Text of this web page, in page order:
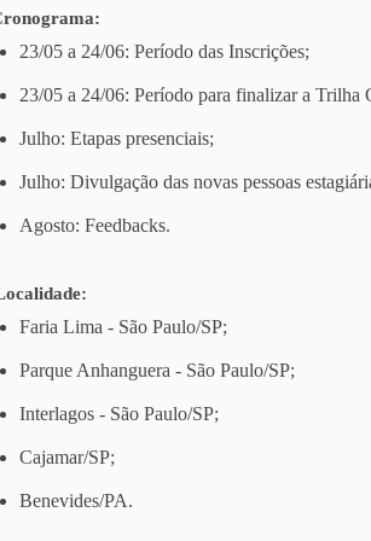
23/05 a 24/06: Período das Inscrições;
23/05 a 24/06: Período para finalizar a Trilha
Julho: Etapas presenciais;
Julho: Divulgação das novas pessoas
Agosto: Feedbacks.
Faria Lima - São Paulo/SP;
Parque Anhanguera - São Paulo/SP;
Interlagos - São Paulo/SP;
Cajamar/SP;
Benevides/PA.